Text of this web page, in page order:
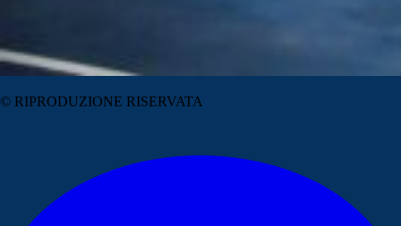
© RIPRODUZIONE RISERVATA